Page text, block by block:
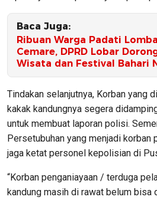
Baca Juga:
Ribuan Warga Padati
Cemare, DPRD Lobar
Wisata dan Festival Bahari
Tindakan selanjutnya, Korban yang
kakak kandungnya segera
untuk membuat laporan polisi.
Persetubuhan yang menjadi korban
jaga ketat personel kepolisian di
“Korban penganiayaan / terduga
kandung masih di rawat belum bisa